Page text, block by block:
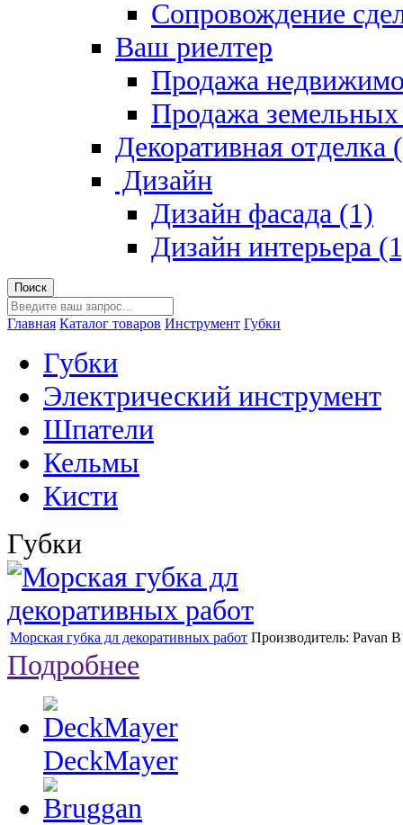
Сопровождение
Ваш риелтер
Продажа
Продажа земельных
Декоративная отделка
Дизайн
Дизайн фасада (1)
Дизайн интерьера
Главная Каталог товаров Инструмент Губки
Губки
Электрический инструмент
Шпатели
Кельмы
Кисти
Губки
Морская губка дл декоративных работ Производитель: Pavan В
Подробнее
DeckMayer